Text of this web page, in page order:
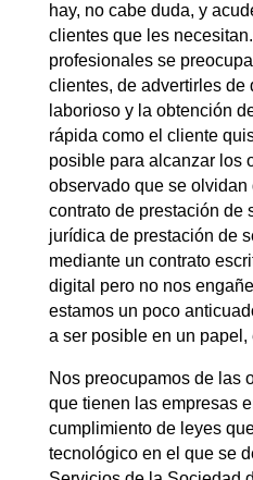
hay, no cabe duda, y
clientes que les
profesionales se
clientes, de advertirles de
laborioso y la obtención
rápida como el cliente
posible para alcanzar los
observado que se olvidan
contrato de prestación de
jurídica de prestación de
mediante un contrato
digital pero no nos
estamos un poco
a ser posible en un papel,
Nos preocupamos de las
que tienen las empresas
cumplimiento de leyes
tecnológico en el que se